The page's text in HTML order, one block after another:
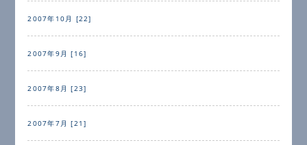
2007年10月 [22]
2007年9月 [16]
2007年8月 [23]
2007年7月 [21]